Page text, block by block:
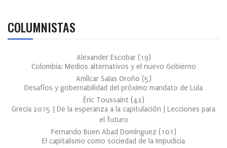
COLUMNISTAS
Alexander Escobar (19)
Colombia: Medios alternativos y el nuevo Gobierno
Amílcar Salas Oroño (5)
Desafíos y gobernabilidad del próximo mandato de Lula
Éric Toussaint (42)
Grecia 2015 | De la esperanza a la capitulación | Lecciones para
el futuro
Fernando Buen Abad Domínguez (101 )
El capitalismo como sociedad de la Impudicia